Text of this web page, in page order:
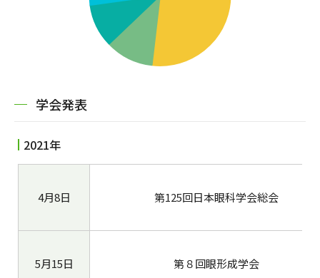
学会発表
2021年
4月8日 第125回日本眼科学会総会
5月15日 第８回眼形成学会